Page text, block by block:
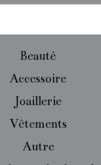
Beauté
Accessoire
Joaillerie
Vêtements
Autre